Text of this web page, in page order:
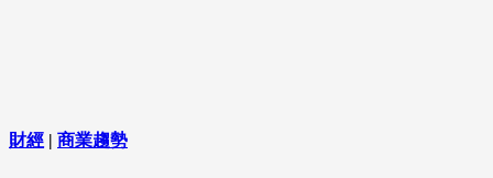
財經 | 商業趨勢